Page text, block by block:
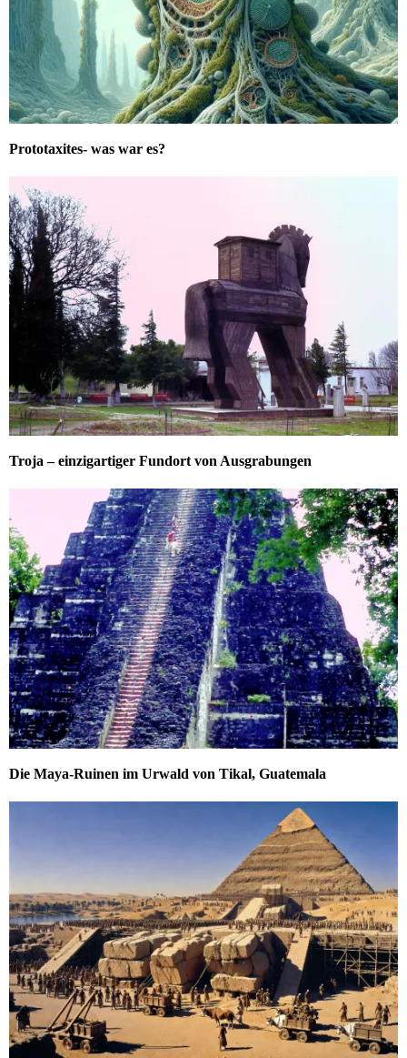
Prototaxites- was war es?
Troja – einzigartiger Fundort von Ausgrabungen
Die Maya-Ruinen im Urwald von Tikal, Guatemala